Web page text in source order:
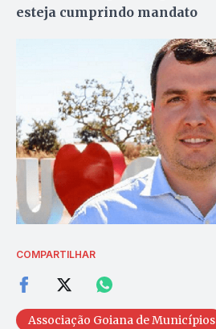
esteja cumprindo mandato
COMPARTILHAR
Associação Goiana de Municípios